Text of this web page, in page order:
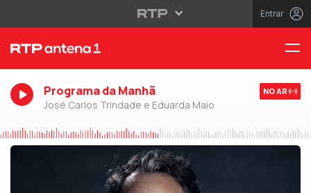
Entrar
Programa da Manhã
José Carlos Trindade e Eduarda Maio
NO AR